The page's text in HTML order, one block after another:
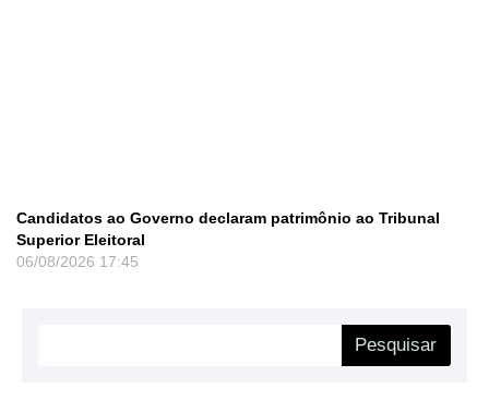
Candidatos ao Governo declaram patrimônio ao Tribunal
Superior Eleitoral
06/08/2026 17:45
Pesquisar